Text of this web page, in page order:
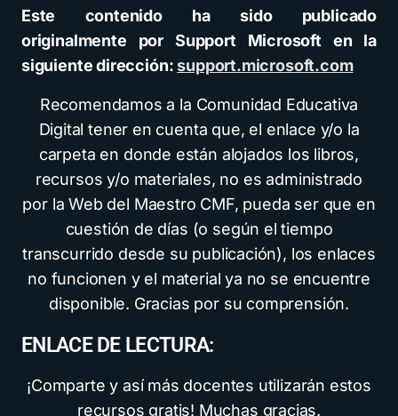
Este contenido ha sido publicado
originalmente por Support Microsoft en la
siguiente dirección:support.microsoft.com
Recomendamos a la Comunidad Educativa
Digital tener en cuenta que, el enlace y/o la
carpeta en donde están alojados los libros,
recursos y/o materiales, no es administrado
por la Web del Maestro CMF, pueda ser que en
cuestión de días (o según el tiempo
transcurrido desde su publicación), los enlaces
no funcionen y el material ya no se encuentre
disponible. Gracias por su comprensión.
ENLACE DE LECTURA:
¡Comparte y así más docentes utilizarán estos
recursos gratis! Muchas gracias.